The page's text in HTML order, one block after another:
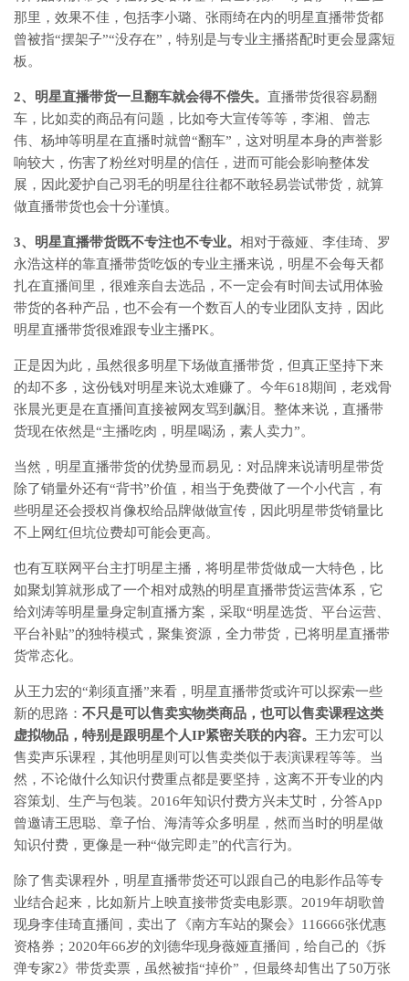
那里，效果不佳，包括李小璐、张雨绮在内的明星直播带货都
曾被指“摆架子”“没存在”，特别是与专业主播搭配时更会显露短
板。
2、明星直播带货一旦翻车就会得不偿失。 直播带货很容易翻
车，比如卖的商品有问题，比如夸大宣传等等，李湘、曾志
伟、杨坤等明星在直播时就曾“翻车”，这对明星本身的声誉影
响较大，伤害了粉丝对明星的信任，进而可能会影响整体发
展，因此爱护自己羽毛的明星往往都不敢轻易尝试带货，就算
做直播带货也会十分谨慎。
3、明星直播带货既不专注也不专业。 相对于薇娅、李佳琦、罗
永浩这样的靠直播带货吃饭的专业主播来说，明星不会每天都
扎在直播间里，很难亲自去选品，不一定会有时间去试用体验
带货的各种产品，也不会有一个数百人的专业团队支持，因此
明星直播带货很难跟专业主播PK。
正是因为此，虽然很多明星下场做直播带货，但真正坚持下来
的却不多，这份钱对明星来说太难赚了。今年618期间，老戏骨
张晨光更是在直播间直接被网友骂到飙泪。整体来说，直播带
货现在依然是“主播吃肉，明星喝汤，素人卖力”。
当然，明星直播带货的优势显而易见：对品牌来说请明星带货
除了销量外还有“背书”价值，相当于免费做了一个小代言，有
些明星还会授权肖像权给品牌做做宣传，因此明星带货销量比
不上网红但坑位费却可能会更高。
也有互联网平台主打明星主播，将明星带货做成一大特色，比
如聚划算就形成了一个相对成熟的明星直播带货运营体系，它
给刘涛等明星量身定制直播方案，采取“明星选货、平台运营、
平台补贴”的独特模式，聚集资源，全力带货，已将明星直播带
货常态化。
从王力宏的“剃须直播”来看，明星直播带货或许可以探索一些
新的思路： 不只是可以售卖实物类商品，也可以售卖课程这类
虚拟物品，特别是跟明星个人IP紧密关联的内容。 王力宏可以
售卖声乐课程，其他明星则可以售卖类似于表演课程等等。当
然，不论做什么知识付费重点都是要坚持，这离不开专业的内
容策划、生产与包装。2016年知识付费方兴未艾时，分答App
曾邀请王思聪、章子怡、海清等众多明星，然而当时的明星做
知识付费，更像是一种“做完即走”的代言行为。
除了售卖课程外，明星直播带货还可以跟自己的电影作品等专
业结合起来，比如新片上映直接带货卖电影票。2019年胡歌曾
现身李佳琦直播间，卖出了《南方车站的聚会》116666张优惠
资格券；2020年66岁的刘德华现身薇娅直播间，给自己的《拆
弹专家2》带货卖票，虽然被指“掉价”，但最终却售出了50万张